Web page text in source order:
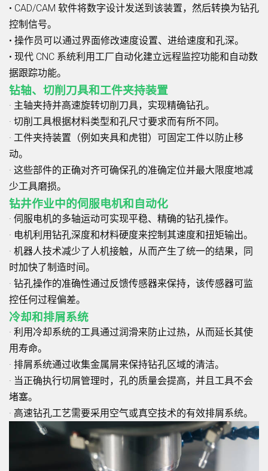
• CAD/CAM 软件将数字设计发送到该装置，然后转换为钻孔
控制信号。
• 操作员可以通过界面修改速度设置、进给速度和孔深。
• 现代 CNC 系统利用工厂自动化建立远程监控功能和自动数
据跟踪功能。
钻轴、切削刀具和工件夹持装置
· 主轴夹持并高速旋转切削刀具，实现精确钻孔。
· 切削工具根据材料类型和孔尺寸要求而有所不同。
· 工件夹持装置（例如夹具和虎钳）可固定工件以防止移
动。
· 这些部件的正确对齐可确保孔的准确定位并最大限度地减
少工具磨损。
钻井作业中的伺服电机和自动化
· 伺服电机的多轴运动可实现平稳、精确的钻孔操作。
· 电机利用钻孔深度和材料硬度来控制其速度和扭矩输出。
· 机器人技术减少了人机接触，从而产生了统一的结果，同
时加快了制造时间。
· 钻孔操作的准确性通过反馈传感器来保持，该传感器可监
控任何过程偏差。
冷却和排屑系统
· 利用冷却系统的工具通过润滑来防止过热，从而延长其使
用寿命。
· 排屑系统通过收集金属屑来保持钻孔区域的清洁。
· 当正确执行切屑管理时，孔的质量会提高，并且工具不会
堵塞。
· 高速钻孔工艺需要采用空气或真空技术的有效排屑系统。